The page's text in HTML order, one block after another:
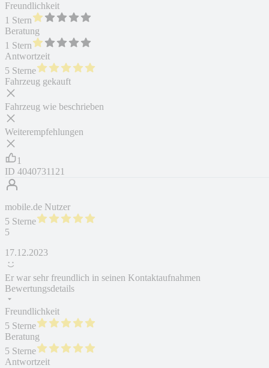
Freundlichkeit
1 Stern
Beratung
1 Stern
Antwortzeit
5 Sterne
Fahrzeug gekauft
Fahrzeug wie beschrieben
Weiterempfehlungen
1
ID 4040731121
mobile.de Nutzer
5 Sterne
5
17.12.2023
Er war sehr freundlich in seinen Kontaktaufnahmen
Bewertungsdetails
Freundlichkeit
5 Sterne
Beratung
5 Sterne
Antwortzeit